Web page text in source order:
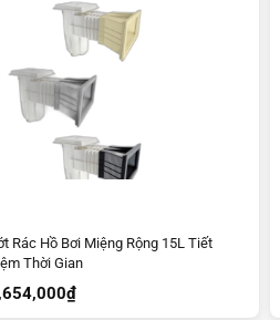
Rác Hồ Bơi Miệng Rộng 15L Tiết
Thời Gian
₫